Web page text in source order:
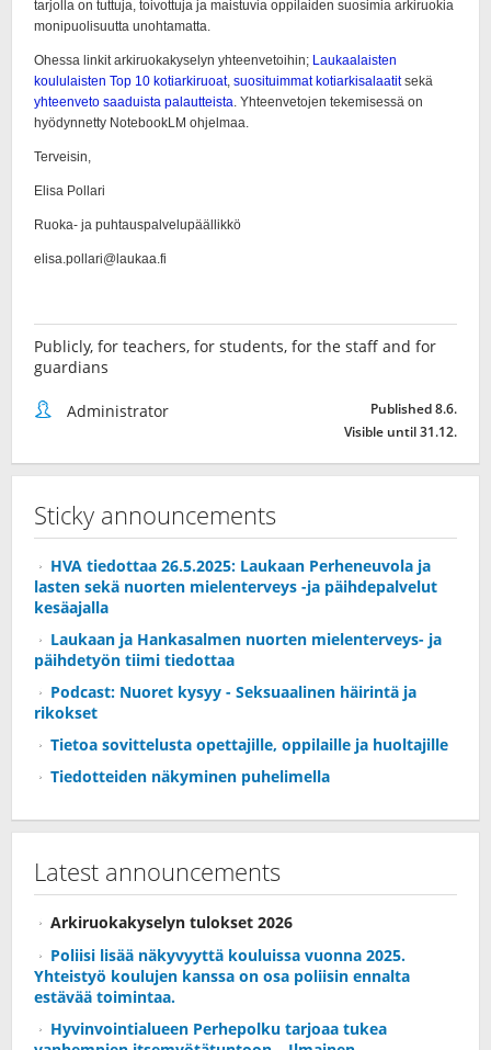
Publicly, for teachers, for students, for the staff and for
guardians
Administrator
Published 8.6.
Visible until 31.12.
Sticky announcements
HVA tiedottaa 26.5.2025: Laukaan Perheneuvola ja
lasten sekä nuorten mielenterveys -ja päihdepalvelut
kesäajalla
Laukaan ja Hankasalmen nuorten mielenterveys- ja
päihdetyön tiimi tiedottaa
Podcast: Nuoret kysyy - Seksuaalinen häirintä ja
rikokset
Tietoa sovittelusta opettajille, oppilaille ja huoltajille
Tiedotteiden näkyminen puhelimella
Latest announcements
Arkiruokakyselyn tulokset 2026
Poliisi lisää näkyvyyttä kouluissa vuonna 2025.
Yhteistyö koulujen kanssa on osa poliisin ennalta
estävää toimintaa.
Hyvinvointialueen Perhepolku tarjoaa tukea